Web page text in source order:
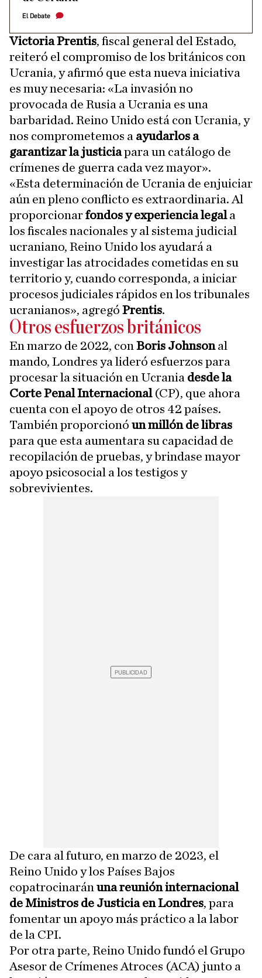
El Debate
Victoria Prentis, fiscal general del Estado,
reiteró el compromiso de los británicos con
Ucrania, y afirmó que esta nueva iniciativa
es muy necesaria: «La invasión no
provocada de Rusia a Ucrania es una
barbaridad. Reino Unido está con Ucrania, y
nos comprometemos a ayudarlos a
garantizar la justiciapara un catálogo de
crímenes de guerra cada vez mayor».
«Esta determinación de Ucrania de enjuiciar
aún en pleno conflicto es extraordinaria. Al
proporcionarfondos y experiencia legala
los fiscales nacionales y al sistema judicial
ucraniano, Reino Unido los ayudará a
investigar las atrocidades cometidas en su
territorio y, cuando corresponda, a iniciar
procesos judiciales rápidos en los tribunales
ucranianos», agregó Prentis.
Otros esfuerzos británicos
En marzo de 2022, con Boris Johnsonal
mando, Londres ya lideró esfuerzos para
procesar la situación en Ucrania desde la
Corte Penal Internacional(CP), que ahora
cuenta con el apoyo de otros 42 países.
También proporcionó un millón de libras
para que esta aumentara su capacidad de
recopilación de pruebas, y brindase mayor
apoyo psicosocial a los testigos y
sobrevivientes.
De cara al futuro, en marzo de 2023, el
Reino Unido y los Países Bajos
copatrocinarán una reunión internacional
de Ministros de Justicia en Londres, para
fomentar un apoyo más práctico a la labor
de la CPI.
Por otra parte, Reino Unido fundó el Grupo
Asesor de Crímenes Atroces (ACA) junto a